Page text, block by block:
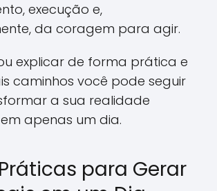
execução e,
da coragem para agir.
explicar de forma prática e
caminhos você pode seguir
a sua realidade
apenas um dia.
para Gerar